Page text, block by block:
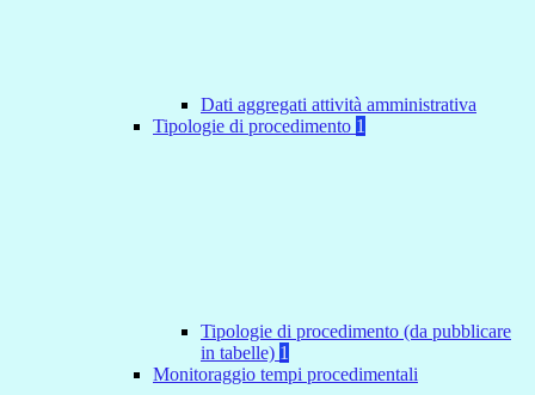
Dati aggregati attività amministrativa
Tipologie di procedimento 1
Tipologie di procedimento (da pubblicare
in tabelle) 1
Monitoraggio tempi procedimentali